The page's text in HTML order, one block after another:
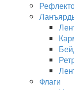
Флаги